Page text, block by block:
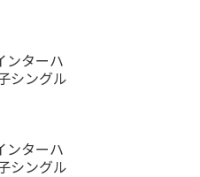
定時制通
会＞
ンターハ
シングル
ンターハ
シングル